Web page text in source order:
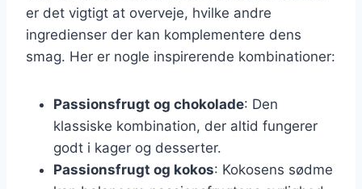
er det vigtigt at overveje, hvilke andre
ingredienser der kan komplementere dens
smag. Her er nogle inspirerende kombinationer:
Passionsfrugt og chokolade: Den
klassiske kombination, der altid fungerer
godt i kager og desserter.
Passionsfrugt og kokos: Kokosens sødme